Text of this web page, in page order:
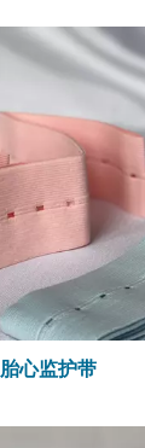
胎心监护带